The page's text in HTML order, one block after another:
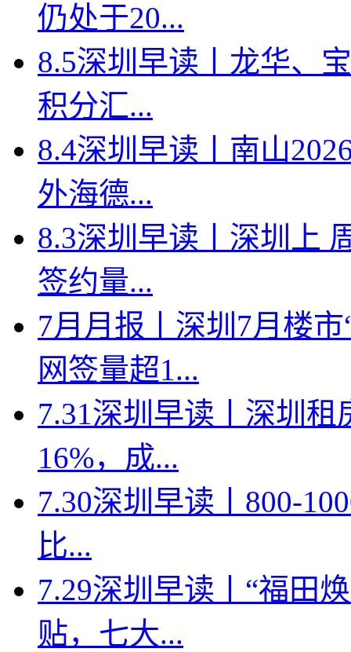
仍处于20...
8.5深圳早读丨龙华、
积分汇...
8.4深圳早读丨南山
外海德...
8.3深圳早读丨深圳上
签约量...
7月月报丨深圳7月楼
网签量超1...
7.31深圳早读丨深圳
16%，成...
7.30深圳早读丨800-
比...
7.29深圳早读丨“福田
贴，七大...